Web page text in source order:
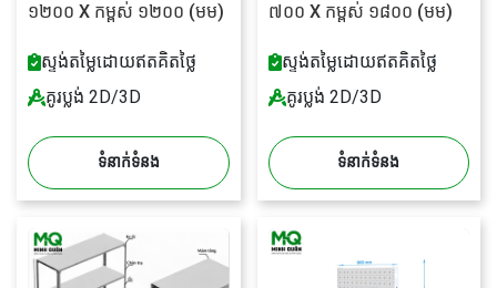
១២០០ X កម្ពស់ ១២០០ (មម)
ស្ទង់តម្លៃដោយឥតគិតថ្លៃ
គូរប្លង់ 2D/3D
ទំនាក់ទំនង
៧០០ X កម្ពស់ ១៨០០ (មម)
ស្ទង់តម្លៃដោយឥតគិតថ្លៃ
គូរប្លង់ 2D/3D
ទំនាក់ទំនង